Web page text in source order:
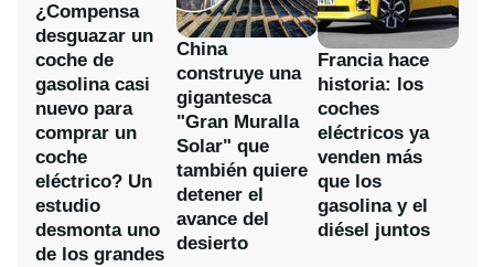
¿Compensa
desguazar un
coche de
gasolina casi
nuevo para
comprar un
coche
eléctrico? Un
estudio
desmonta uno
de los grandes
China
construye una
gigantesca
"Gran Muralla
Solar" que
también quiere
detener el
avance del
desierto
Francia hace
historia: los
coches
eléctricos ya
venden más
que los
gasolina y el
diésel juntos